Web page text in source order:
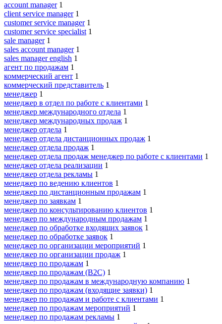
account manager 1
client service manager 1
customer service manager 1
customer service specialist 1
sale manager 1
sales account manager 1
sales manager english 1
агент по продажам 1
коммерческий агент 1
коммерческий представитель 1
менеджер 1
менеджер в отдел по работе с клиентами 1
менеджер международного отдела 1
менеджер международных продаж 1
менеджер отдела 1
менеджер отдела дистанционных продаж 1
менеджер отдела продаж 1
менеджер отдела продаж менеджер по работе с клиентами 1
менеджер отдела реализации 1
менеджер отдела рекламы 1
менеджер по ведению клиентов 1
менеджер по дистанционным продажам 1
менеджер по заявкам 1
менеджер по консультированию клиентов 1
менеджер по международным продажам 1
менеджер по обработке входящих заявок 1
менеджер по обработке заявок 1
менеджер по организации мероприятий 1
менеджер по организации продаж 1
менеджер по продажам 1
менеджер по продажам (B2C) 1
менеджер по продажам в международную компанию 1
менеджер по продажам (входящие заявки) 1
менеджер по продажам и работе с клиентами 1
менеджер по продажам мероприятий 1
менеджер по продажам рекламы 1